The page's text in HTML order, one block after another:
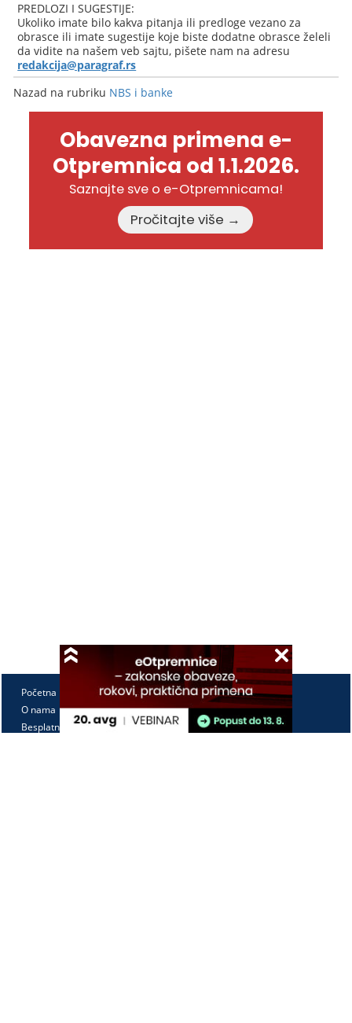
PREDLOZI I SUGESTIJE:
Ukoliko imate bilo kakva pitanja ili predloge vezano za
obrasce ili imate sugestije koje biste dodatne obrasce želeli
da vidite na našem veb sajtu, pišete nam na adresu
redakcija@paragraf.rs
Nazad na rubriku NBS i banke
Obavezna primena e-
Otpremnica od 1.1.2026.
Saznajte sve o e-Otpremnicama!
Pročitajte više →
Početna
O nama
Besplatno